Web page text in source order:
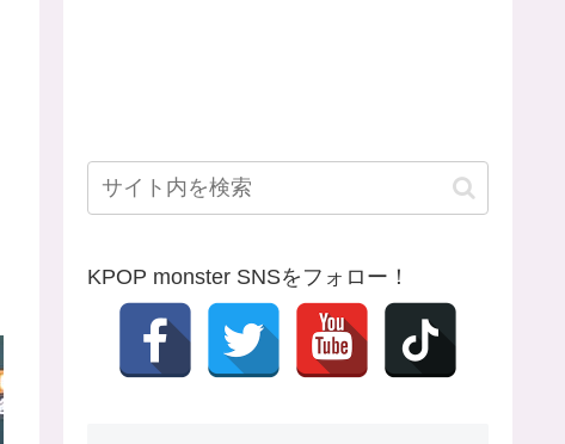
KPOP monster SNSをフォロー！